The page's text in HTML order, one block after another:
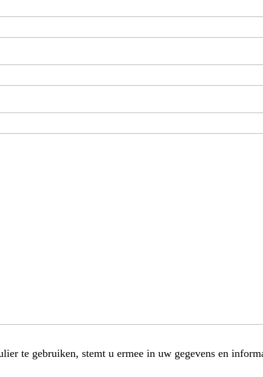
te gebruiken, stemt u ermee in uw gegevens en